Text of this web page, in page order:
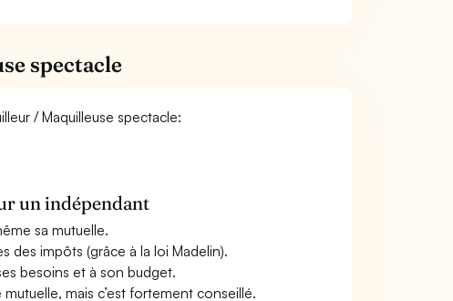
spectacle
/ Maquilleuse spectacle:
un indépendant
sa mutuelle.
des impôts (grâce à la loi Madelin).
besoins et à son budget.
mais c’est fortement conseillé.